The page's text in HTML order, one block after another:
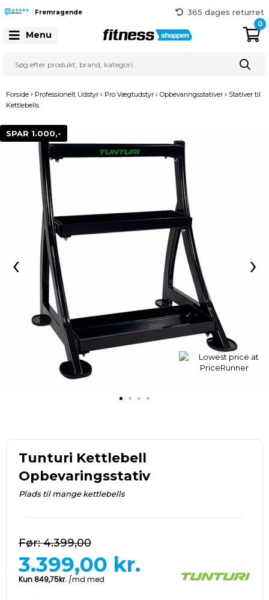
365 dages returret
Gratis fragt over 999 kr.
41 128 128
Fremragende
Menu
0
Forside › Professionelt Udstyr › Pro Vægtudstyr › Opbevaringsstativer › Stativer til
Kettlebells
SPAR 1.000,-
‹ ›
Tunturi Kettlebell
Opbevaringsstativ
Plads til mange kettlebells
4.399,00
3.399,00 kr.